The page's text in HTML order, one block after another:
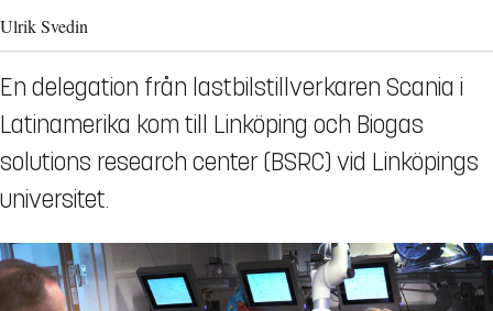
Ulrik Svedin
En delegation från lastbilstillverkaren Scania i
Latinamerika kom till Linköping och Biogas
solutions research center (BSRC) vid Linköpings
universitet.